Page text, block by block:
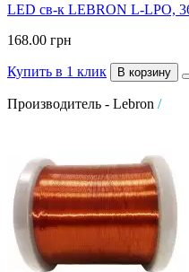
LED св-к LEBRON L-LPO,
168.00 грн
Купить в 1 клик В корзину
Производитель - Lebron /